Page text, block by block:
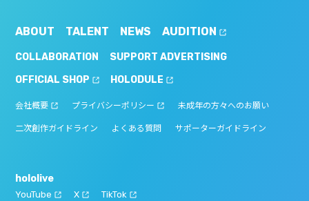
ABOUT TALENT NEWS AUDITION
COLLABORATION
SUPPORT ADVERTISING
OFFICIAL SHOP
HOLODULE
会社概要 プライバシーポリシー 未成年の方々へのお願い
二次創作ガイドライン よくある質問 サポーターガイドライン
hololive
YouTube X TikTok